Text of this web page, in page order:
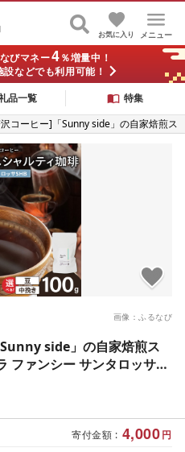
メニュー
お気に入り
びマネー4％増量中！
などでも利用可能！
品一覧
特集
コーヒー]「Sunny side」の自家焙煎ス
琲 グァテマラ ファンシー サンタロッサ
わり贅沢コーヒー Sunny side 自家焙煎
珈琲 SHB 100g 選べる 豆 粉 厳選 高品
ーヒー豆 独特 ご褒美 愛知県 小牧市 送
画像：ふるなび
side」の自家焙煎ス
ファンシー サンタロッサ
ヒー Sunny side 自家焙煎
選べる 豆 粉 厳選 高品質
褒美 愛知県 小牧市 送料無
寄付金額 : 4,000円